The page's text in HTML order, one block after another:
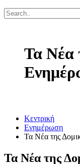
Τα Νέα
Κεντρική
Ενημέρωση
Τα Νέα της
Τα Νέα της